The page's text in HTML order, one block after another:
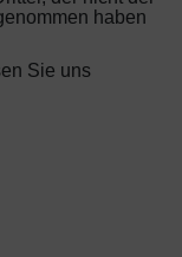
haben
Sie uns